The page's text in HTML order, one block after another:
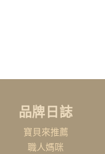
品牌日誌
寶貝來推薦
職人媽咪